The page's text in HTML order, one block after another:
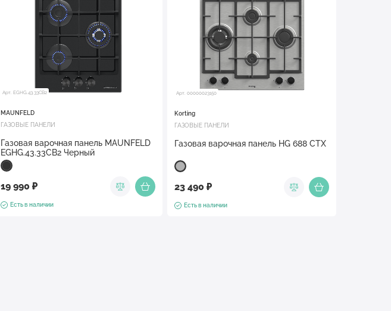
Арт. EGHG.43.33CB2
MAUNFELD
ГАЗОВЫЕ ПАНЕЛИ
Газовая варочная панель MAUNFELD
EGHG.43.33CB2 Черный
19 990 ₽
Есть в наличии
Арт. 00000023150
Korting
ГАЗОВЫЕ ПАНЕЛИ
Газовая варочная панель HG 688 CTX
23 490 ₽
Есть в наличии